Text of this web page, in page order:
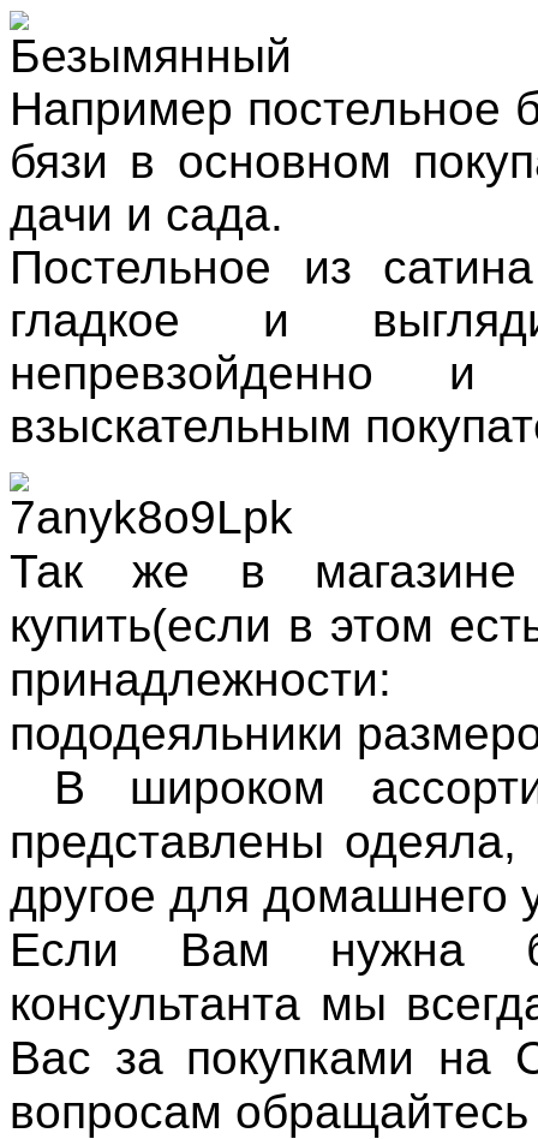
Например постельное
бязи в основном
дачи и сада.
Постельное из
гладкое и
непревзойденно
взыскательным
Так же в магазине
купить(если в этом
принадлежности:
пододеяльники
В широком
представлены
другое для домашнего
Если Вам нужна
консультанта мы
Вас за покупками на
вопросам